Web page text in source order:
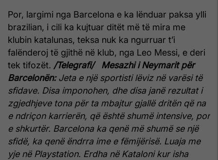
Por, largimi nga Barcelona e ka lënduar paksa ylli
brazilian, i cili ka kujtuar ditët më të mira me
klubin katalunas, teksa nuk ka ngurruar t’i
falënderoj të gjithë në klub, nga Leo Messi, e deri
tek tifozët. /Telegrafi/ Mesazhi i Neymarit për
Barcelonën:Jeta e një sportisti lëviz në varësi të
sfidave. Disa imponohen, dhe disa janë rezultat i
zgjedhjeve tona për ta mbajtur gjallë dritën që na
e ndriçon karrierën, që është shumë intensive, por
e shkurtër. Barcelona ka qenë më shumë se një
sfidë, ka qenë ëndrra ime e fëmijërisë. Luaja me
yje në Playstation. Erdha në Kataloni kur isha